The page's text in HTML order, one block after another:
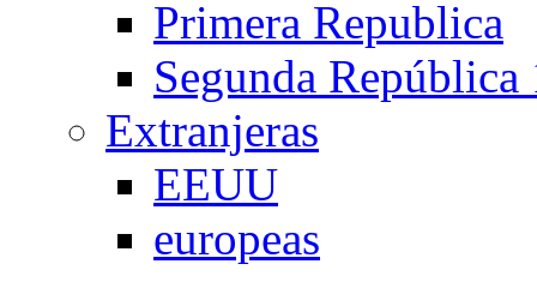
Primera Republica
Segunda
Extranjeras
EEUU
europeas